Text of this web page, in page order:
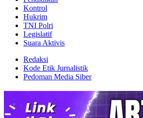
Kontrol
Hukrim
TNI Polri
Legislatif
Suara Aktivis
Redaksi
Kode Etik Jurnalistik
Pedoman Media Siber